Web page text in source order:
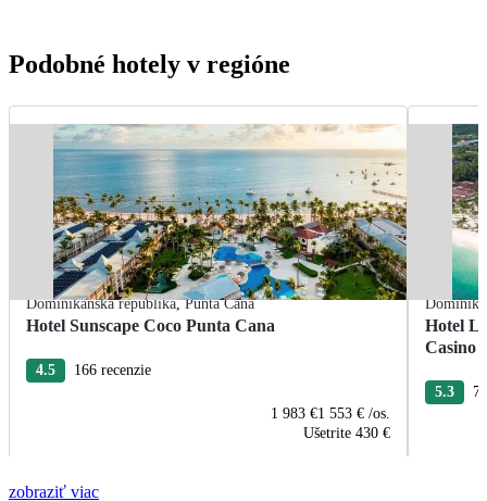
Podobné hotely v regióne
Dominikánska republika,Punta Cana
Hotel Sunscape Coco Punta Cana
4.5 166 recenzie
1 983 €1 553 € /os.
Ušetrite 430 €
Hotel
Casino
5.3
zobraziť viac